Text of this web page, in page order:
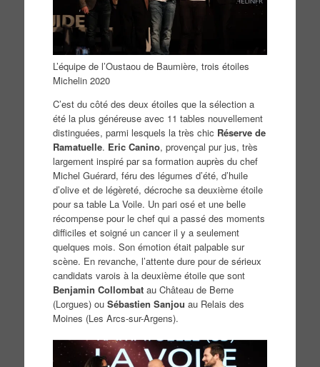
L’équipe de l’Oustaou de Baumière, trois étoiles
Michelin 2020
C’est du côté des deux étoiles que la sélection a
été la plus généreuse avec 11 tables nouvellement
distinguées, parmi lesquels la très chic Réserve de
Ramatuelle. Eric Canino, provençal pur jus, très
largement inspiré par sa formation auprès du chef
Michel Guérard, féru des légumes d’été, d’huile
d’olive et de légèreté, décroche sa deuxième étoile
pour sa table La Voile. Un pari osé et une belle
récompense pour le chef qui a passé des moments
difficiles et soigné un cancer il y a seulement
quelques mois. Son émotion était palpable sur
scène. En revanche, l’attente dure pour de sérieux
candidats varois à la deuxième étoile que sont
Benjamin Collombatau Château de Berne
(Lorgues) ou Sébastien Sanjou au Relais des
Moines (Les Arcs-sur-Argens).